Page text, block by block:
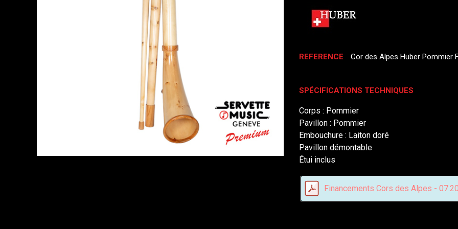
REFERENCE Cor des Alpes Huber Pommier
SPÉCIFICATIONS TECHNIQUES
Corps : Pommier
Pavillon : Pommier
Embouchure : Laiton doré
Pavillon démontable
Étui inclus
Financements Cors des Alpes -